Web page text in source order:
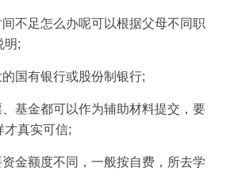
不足怎么办呢可以根据父母不同职
明;
国有银行或股份制银行;
基金都可以作为辅助材料提交，要
才真实可信;
金额度不同，一般按自费，所去学